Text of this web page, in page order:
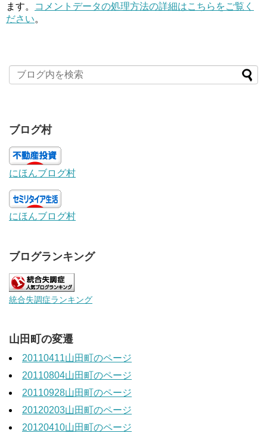
ます。
コメントデータの処理方法の詳細はこちらをご覧く
ださい。
ブログ村
にほんブログ村
にほんブログ村
ブログランキング
統合失調症ランキング
山田町の変遷
20110411山田町のページ
20110804山田町のページ
20110928山田町のページ
20120203山田町のページ
20120410山田町のページ